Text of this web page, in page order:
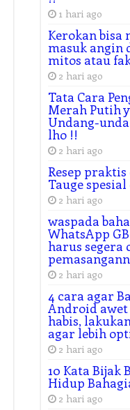
1 hari ago
Kerokan bisa
masuk angin
mitos atau
2 hari ago
Tata Cara
Merah Putih
Undang-
lho !!
2 hari ago
Resep
Tauge
2 hari ago
waspada
WhatsApp
harus segera
2 hari ago
4 cara agar
Android
habis,
agar lebih
2 hari ago
10 Kata Bijak
Hidup
2 hari ago